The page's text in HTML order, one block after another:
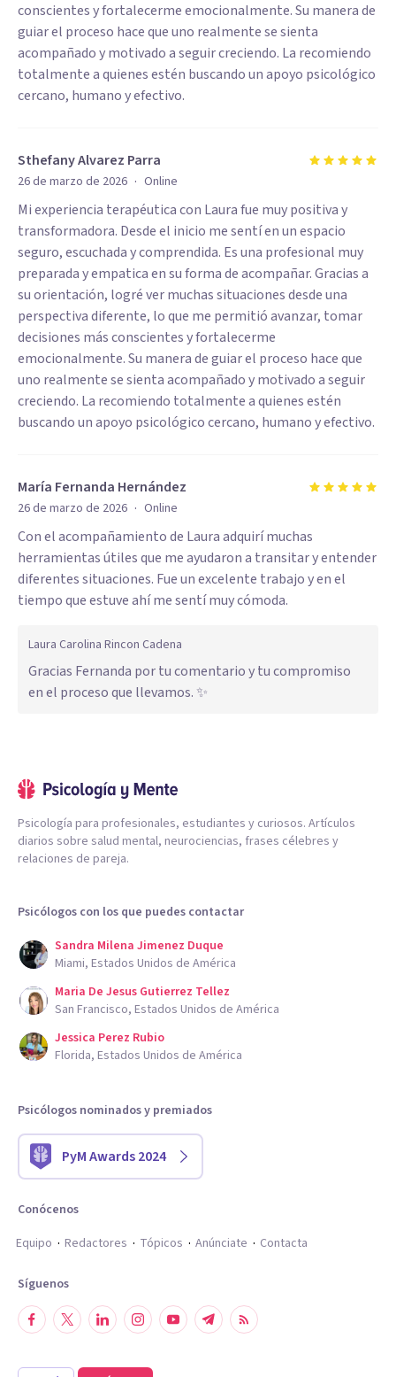
conscientes y fortalecerme emocionalmente. Su manera de
guiar el proceso hace que uno realmente se sienta
acompañado y motivado a seguir creciendo. La recomiendo
totalmente a quienes estén buscando un apoyo psicológico
cercano, humano y efectivo.
Sthefany Alvarez Parra
26 de marzo de 2026 · Online
Mi experiencia terapéutica con Laura fue muy positiva y
transformadora. Desde el inicio me sentí en un espacio
seguro, escuchada y comprendida. Es una profesional muy
preparada y empatica en su forma de acompañar. Gracias a
su orientación, logré ver muchas situaciones desde una
perspectiva diferente, lo que me permitió avanzar, tomar
decisiones más conscientes y fortalecerme
emocionalmente. Su manera de guiar el proceso hace que
uno realmente se sienta acompañado y motivado a seguir
creciendo. La recomiendo totalmente a quienes estén
buscando un apoyo psicológico cercano, humano y efectivo.
María Fernanda Hernández
26 de marzo de 2026 · Online
Con el acompañamiento de Laura adquirí muchas
herramientas útiles que me ayudaron a transitar y entender
diferentes situaciones. Fue un excelente trabajo y en el
tiempo que estuve ahí me sentí muy cómoda.
Laura Carolina Rincon Cadena
Gracias Fernanda por tu comentario y tu compromiso
en el proceso que llevamos. ✨
Psicología para profesionales, estudiantes y curiosos. Artículos
diarios sobre salud mental, neurociencias, frases célebres y
relaciones de pareja.
Psicólogos con los que puedes contactar
Sandra Milena Jimenez Duque
Miami, Estados Unidos de América
Maria De Jesus Gutierrez Tellez
San Francisco, Estados Unidos de América
Jessica Perez Rubio
Florida, Estados Unidos de América
Psicólogos nominados y premiados
PyM Awards 2024
Conócenos
Equipo
Redactores Tópicos Anúnciate Contacta
Síguenos